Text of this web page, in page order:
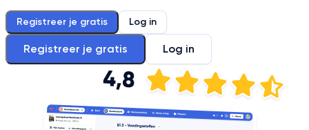
Registreer je gratis Log in
Registreer je gratis Log in